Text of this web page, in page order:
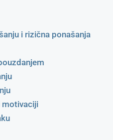
i rizična ponašanja
motivaciji